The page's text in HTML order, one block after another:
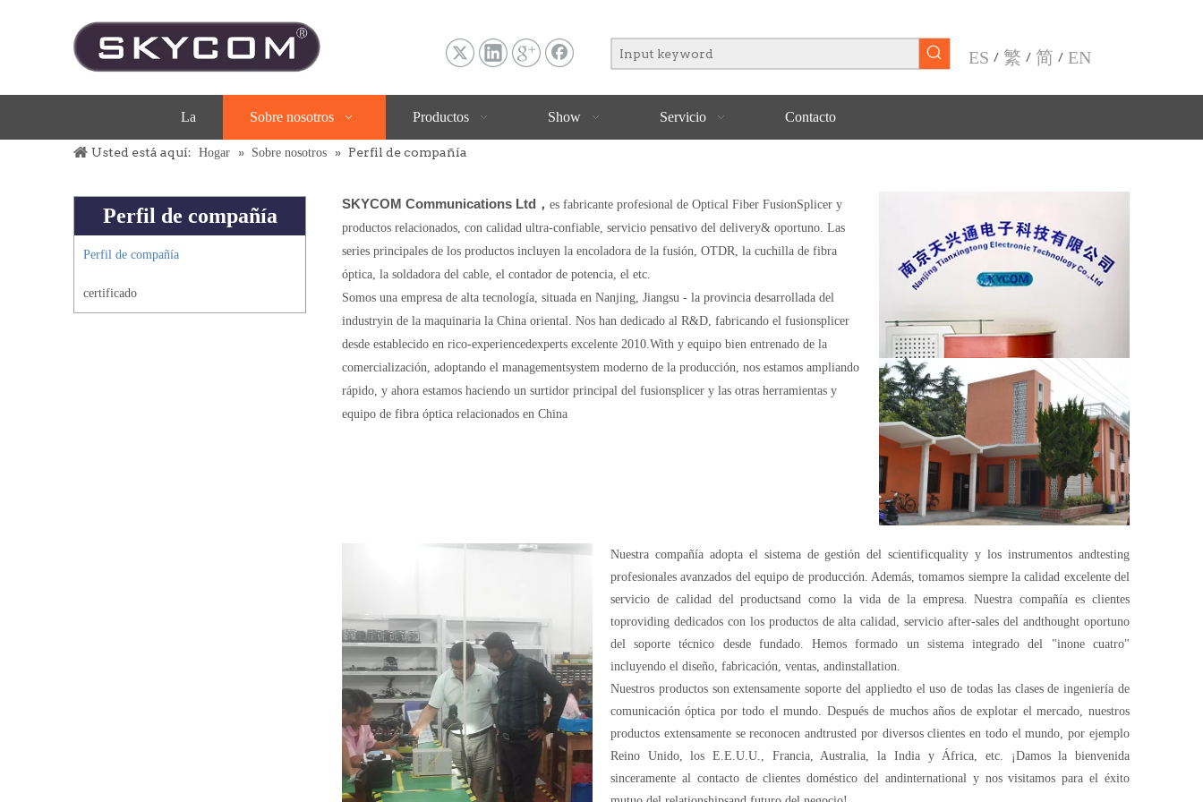
ES / 繁 / 简 / EN
La Sobre nosotros Productos Show Servicio Contacto
Usted está aquí: Hogar » Sobre nosotros » Perfil de compañía
Perfil de compañía
Perfil de compañía
certificado
SKYCOM Communications Ltd， es fabricante profesional de Optical Fiber FusionSplicer y
productos relacionados, con calidad ultra-confiable, servicio pensativo del delivery& oportuno. Las
series principales de los productos incluyen la encoladora de la fusión, OTDR, la cuchilla de fibra
óptica, la soldadora del cable, el contador de potencia, el etc.
Somos una empresa de alta tecnología, situada en Nanjing, Jiangsu - la provincia desarrollada del
industryin de la maquinaria la China oriental. Nos han dedicado al R&D, fabricando el fusionsplicer
desde establecido en rico-experiencedexperts excelente 2010.With y equipo bien entrenado de la
comercialización, adoptando el managementsystem moderno de la producción, nos estamos ampliando
rápido, y ahora estamos haciendo un surtidor principal del fusionsplicer y las otras herramientas y
equipo de fibra óptica relacionados en China
Nuestra compañía adopta el sistema de gestión del scientificquality y los instrumentos andtesting
profesionales avanzados del equipo de producción. Además, tomamos siempre la calidad excelente del
servicio de calidad del productsand como la vida de la empresa. Nuestra compañía es clientes
toproviding dedicados con los productos de alta calidad, servicio after-sales del andthought oportuno
del soporte técnico desde fundado. Hemos formado un sistema integrado del "inone cuatro"
incluyendo el diseño, fabricación, ventas, andinstallation.
Nuestros productos son extensamente soporte del appliedto el uso de todas las clases de ingeniería de
comunicación óptica por todo el mundo. Después de muchos años de explotar el mercado, nuestros
productos extensamente se reconocen andtrusted por diversos clientes en todo el mundo, por ejemplo
Reino Unido, los E.E.U.U., Francia, Australia, la India y África, etc. ¡Damos la bienvenida
sinceramente al contacto de clientes doméstico del andinternational y nos visitamos para el éxito